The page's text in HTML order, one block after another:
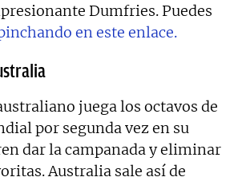
Dumfries. Puedes
en este enlace.
juega los octavos de
por segunda vez en su
dar la campanada y eliminar
Australia sale así de